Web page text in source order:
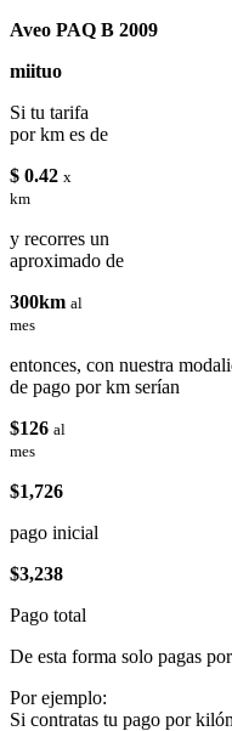
Aveo PAQ B 2009
miituo
Si tu tarifa
por km es de
$ 0.42 x
km
y recorres un
aproximado de
300km al
mes
entonces, con nuestra
de pago por km serían
$126 al
mes
$1,726
pago inicial
$3,238
Pago total
De esta forma solo pagas
Por ejemplo:
Si contratas tu pago por